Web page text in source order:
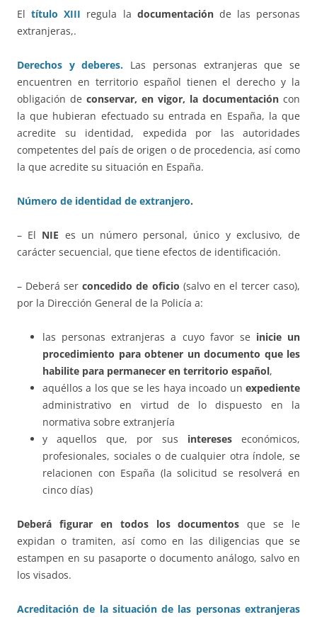
Eltítulo XIII regula la documentaciónde las personas
extranjeras,.
Derechos y deberes. Las personas extranjeras que se
encuentren en territorio español tienen el derecho y la
obligación de conservar, en vigor, la documentación con
la que hubieran efectuado su entrada en España, la que
acredite su identidad, expedida por las autoridades
competentes del país de origen o de procedencia, así como
la que acredite su situación en España.
Número de identidad de extranjero.
– El NIE es un número personal, único y exclusivo, de
carácter secuencial, que tiene efectos de identificación.
– Deberá serconcedido de oficio (salvo en el tercer caso),
por la Dirección General de la Policía a:
las personas extranjeras a cuyo favor se inicie un
procedimiento para obtener un documento que les
habilite para permanecer en territorio español,
aquéllos a los que se les haya incoado un expediente
administrativo en virtud de lo dispuesto en la
normativa sobre extranjería
y aquellos que, por sus intereses económicos,
profesionales, sociales o de cualquier otra índole, se
relacionen con España (la solicitud se resolverá en
cinco días)
Deberá figurar en todos los documentos que se le
expidan o tramiten, así como en las diligencias que se
estampen en su pasaporte o documento análogo, salvo en
los visados.
Acreditación de la situación de las personas extranjeras